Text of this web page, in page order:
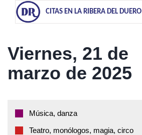
CITAS EN LA RIBERA DEL DUERO
Viernes, 21 de
marzo de 2025
Música, danza
Teatro, monólogos, magia, circo